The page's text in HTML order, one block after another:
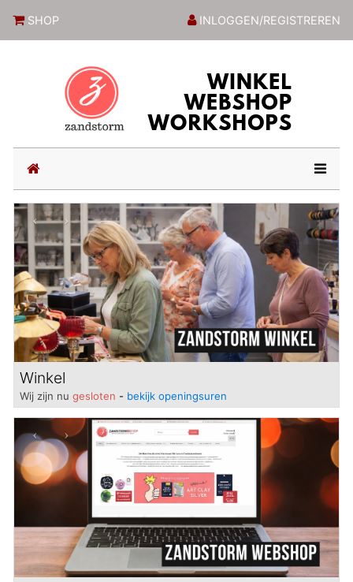
SHOP INLOGGEN/REGISTREREN
(current)
Previous
Next
Winkel
Wij zijn nu gesloten - bekijk openingsuren
Previous
Next